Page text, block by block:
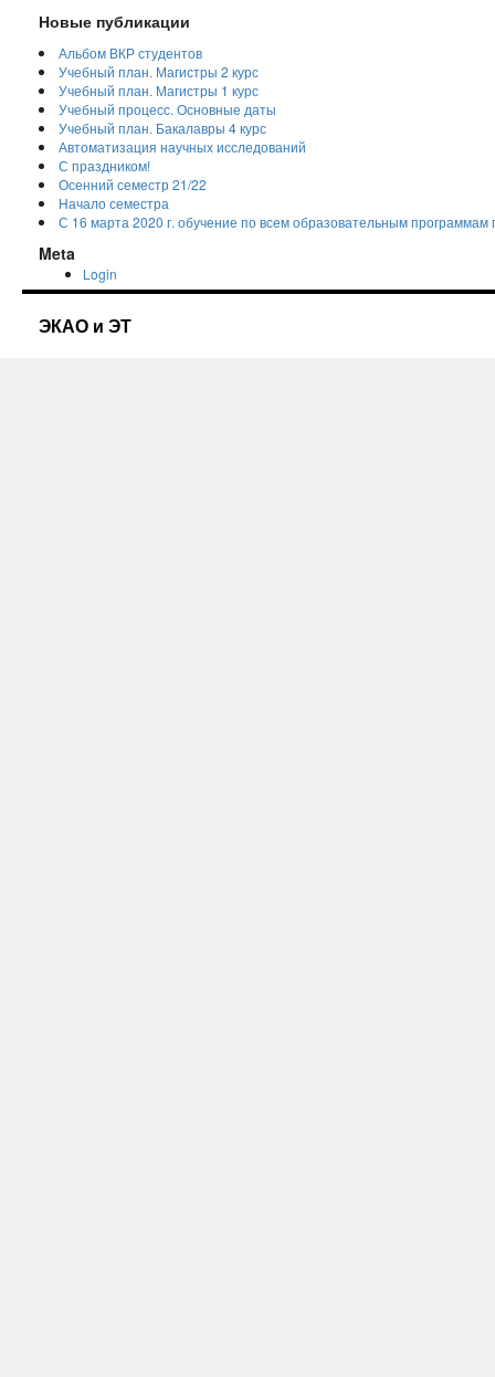
Новые публикации
Альбом ВКР студентов
Учебный план. Магистры 2 курс
Учебный план. Магистры 1 курс
Учебный процесс. Основные даты
Учебный план. Бакалавры 4 курс
Автоматизация научных исследований
С праздником!
Осенний семестр 21/22
Начало семестра
С 16 марта 2020 г. обучение по всем образовательным
Meta
Login
ЭКАО и ЭТ